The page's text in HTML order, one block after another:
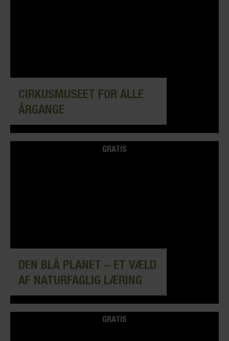
CIRKUSMUSEET FOR ALLE
ÅRGANGE
GRATIS
DEN BLÅ PLANET – ET VÆLD
AF NATURFAGLIG LÆRING
GRATIS